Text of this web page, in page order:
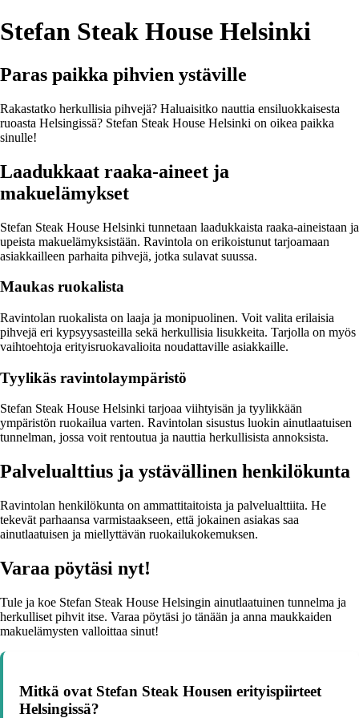
Stefan Steak House Helsinki
Paras paikka pihvien ystäville
Rakastatko herkullisia pihvejä? Haluaisitko nauttia ensiluokkaisesta
ruoasta Helsingissä? Stefan Steak House Helsinki on oikea paikka
sinulle!
Laadukkaat raaka-aineet ja
makuelämykset
Stefan Steak House Helsinki tunnetaan laadukkaista raaka-aineistaan ja
upeista makuelämyksistään. Ravintola on erikoistunut tarjoamaan
asiakkailleen parhaita pihvejä, jotka sulavat suussa.
Maukas ruokalista
Ravintolan ruokalista on laaja ja monipuolinen. Voit valita erilaisia
pihvejä eri kypsyysasteilla sekä herkullisia lisukkeita. Tarjolla on myös
vaihtoehtoja erityisruokavalioita noudattaville asiakkaille.
Tyylikäs ravintolaympäristö
Stefan Steak House Helsinki tarjoaa viihtyisän ja tyylikkään
ympäristön ruokailua varten. Ravintolan sisustus luokin ainutlaatuisen
tunnelman, jossa voit rentoutua ja nauttia herkullisista annoksista.
Palvelualttius ja ystävällinen henkilökunta
Ravintolan henkilökunta on ammattitaitoista ja palvelualttiita. He
tekevät parhaansa varmistaakseen, että jokainen asiakas saa
ainutlaatuisen ja miellyttävän ruokailukokemuksen.
Varaa pöytäsi nyt!
Tule ja koe Stefan Steak House Helsingin ainutlaatuinen tunnelma ja
herkulliset pihvit itse. Varaa pöytäsi jo tänään ja anna maukkaiden
makuelämysten valloittaa sinut!
Mitkä ovat Stefan Steak Housen erityispiirteet
Helsingissä?